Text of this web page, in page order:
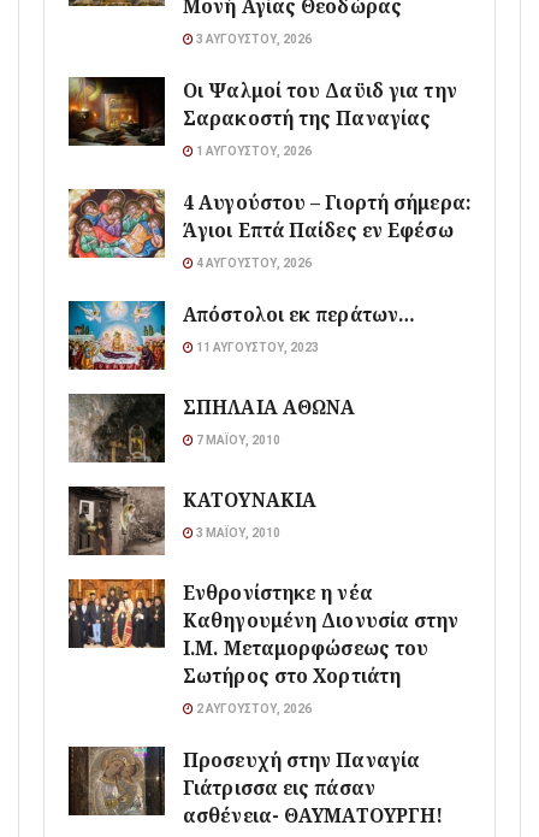
Μονή Αγίας Θεοδώρας
3 ΑΥΓΟΎΣΤΟΥ, 2026
Οι Ψαλμοί του Δαϋιδ για την
Σαρακοστή της Παναγίας
1 ΑΥΓΟΎΣΤΟΥ, 2026
4 Αυγούστου – Γιορτή σήμερα:
Άγιοι Επτά Παίδες εν Εφέσω
4 ΑΥΓΟΎΣΤΟΥ, 2026
Απόστολοι εκ περάτων…
11 ΑΥΓΟΎΣΤΟΥ, 2023
ΣΠΗΛΑΙΑ ΑΘΩΝΑ
7 ΜΑΪ́ΟΥ, 2010
ΚΑΤΟΥΝΑΚΙΑ
3 ΜΑΪ́ΟΥ, 2010
Ενθρονίστηκε η νέα
Καθηγουμένη Διονυσία στην
Ι.Μ. Μεταμορφώσεως του
Σωτήρος στο Χορτιάτη
2 ΑΥΓΟΎΣΤΟΥ, 2026
Προσευχή στην Παναγία
Γιάτρισσα εις πάσαν
ασθένεια- ΘΑΥΜΑΤΟΥΡΓΗ!